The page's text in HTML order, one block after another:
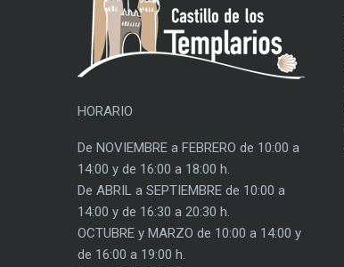
HORARIO
De NOVIEMBRE a FEBRERO de 10:00 a
14:00 y de 16:00 a 18:00 h.
De ABRIL a SEPTIEMBRE de 10:00 a
14:00 y de 16:30 a 20:30 h.
OCTUBRE y MARZO de 10:00 a 14:00 y
de 16:00 a 19:00 h.